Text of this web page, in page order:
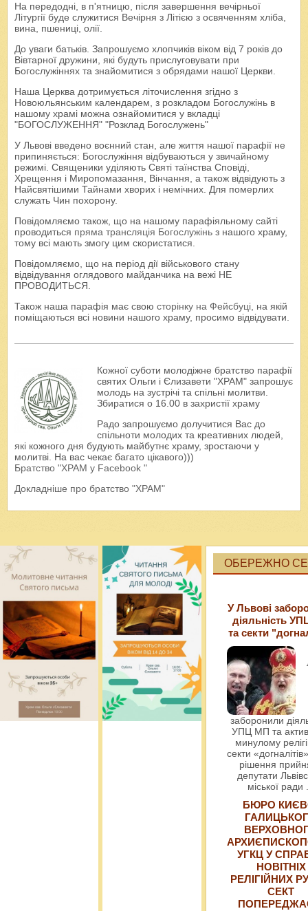
На передодні, в п'ятницю, після завершення вечірньої
Літургії буде служитися Вечірня з Літією з освяченням хліба,
вина, пшениці, олії.
До уваги батьків. Запрошуємо хлопчиків віком від 7 років до
Вівтарної дружини, які будуть прислуговувати при
Богослужіннях та знайомитися з обрядами нашої Церкви.
Наша Церква дотримується літочислення згідно з
Новоюльянським календарем, з розкладом Богослужінь в
нашому храмі можна ознайомитися у вкладці
"БОГОСЛУЖЕННЯ" "Розклад Богослужень"
У Львові введено воєнний стан, але життя нашої парафії не
припиняється: Богослужіння відбуваються у звичайному
режимі. Священики уділяють Святі таїнства Сповіді,
Хрещення і Миропомазання, Вінчання, а також відвідують з
Найсвятішими Тайнами хворих і немічних. Для померлих
служать Чин похорону.
Повідомляємо також, що на нашому парафіяльному сайті
проводиться пряма трансляція Богослужінь з нашого храму,
тому всі мають змогу цим скористатися.
Повідомляємо, що на період дії військового стану
відвідування оглядового майданчика на вежі НЕ
ПРОВОДИТЬСЯ.
Також наша парафія має свою сторінку на Фейсбуці, на якій
поміщаються всі новини нашого храму, просимо відвідувати.
Кожної суботи молодіжне братство парафії
святих Ольги і Єлизавети "ХРАМ" запрошує
молодь на зустрічі та спільні молитви.
Збиратися о 16.00 в захристії храму
Радо запрошуємо долучитися Вас до
спільноти молодих та креативних людей,
які кожного дня будують майбутнє храму, зростаючи у
молитві. На вас чекає багато цікавого)))
Братство "ХРАМ у Facebook "
Докладніше про братство "ХРАМ"
ОБЕРЕЖНО
У Львові
діяльність
та секти
заборонили
УПЦ МП та
минулому
секти
рішення
депутати
міської ради
БЮРО
УГКЦ У
НОВІТНІХ
РЕЛІГІЙНИХ
СЕКТ